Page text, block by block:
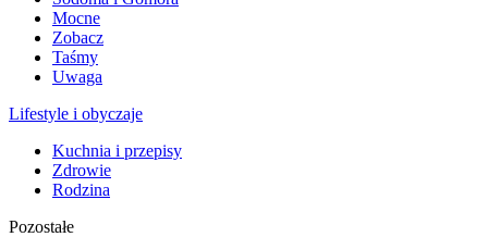
Mocne
Zobacz
Taśmy
Uwaga
Lifestyle i obyczaje
Kuchnia i przepisy
Zdrowie
Rodzina
Pozostałe